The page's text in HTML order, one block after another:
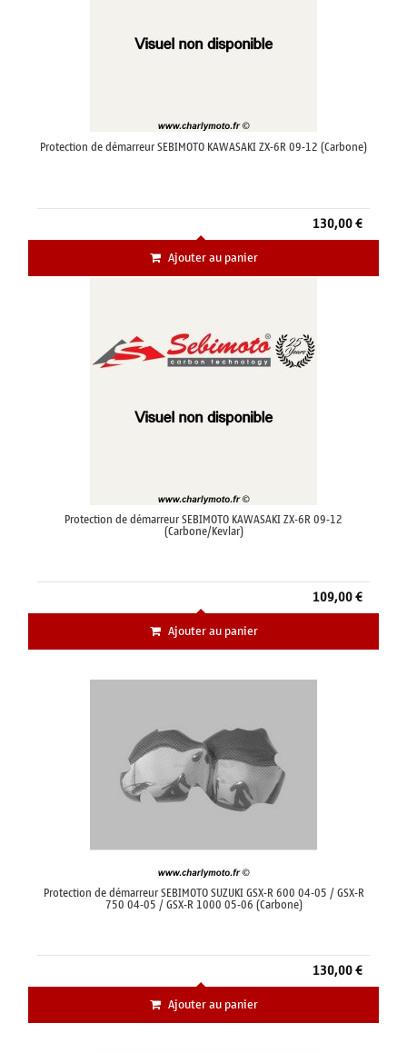
Protection de démarreur SEBIMOTO KAWASAKI ZX-6R 09-12 (Carbone)
130,00 €
Ajouter au panier
Protection de démarreur SEBIMOTO KAWASAKI ZX-6R 09-12
(Carbone/Kevlar)
109,00 €
Ajouter au panier
Protection de démarreur SEBIMOTO SUZUKI GSX-R 600 04-05 / GSX-R
750 04-05 / GSX-R 1000 05-06 (Carbone)
130,00 €
Ajouter au panier